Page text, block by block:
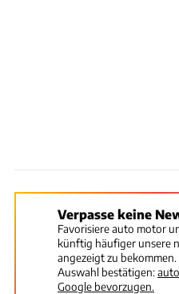
Verpasse keine
Favorisiere auto motor
künftig häufiger unsere
angezeigt zu
Auswahl bestätigen:
Google bevorzugen.